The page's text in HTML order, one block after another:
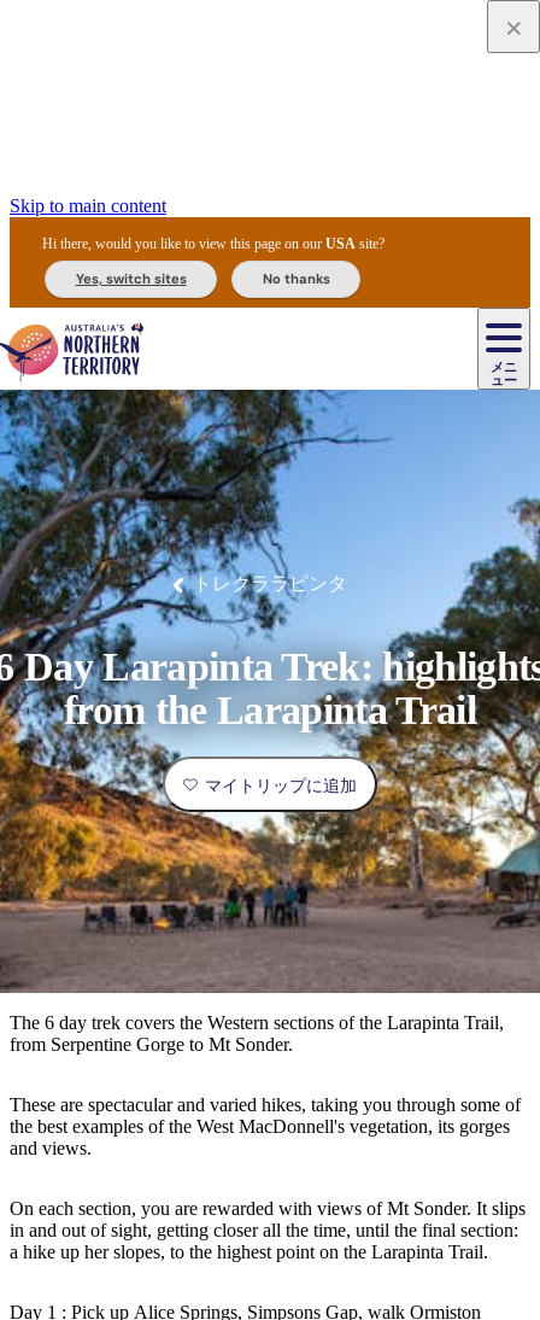
Skip to main content
Hi there, would you like to view this page on ourUSA site?
Yes, switch sites No thanks
メニ
ュー
メ
イ
ン
ナ
ビ
ゲ
ー
シ
ョ
ン
エ
リ
最
も
人
気
が
高
い
場
所
ア
ウ
ト
バ
ク
と
ウ
ト
ド
ア
ー
ズ
ロ
ッ
ク
ダ
ー
ウ
ィ
ン
リ
ス
ス
プ
リ
ン
グ
ズ
カ
カ
ド
ゥ
国
立
公
園
チ
フ
ィ
ー
ル
ド
国
立
公
園
ワ
タ
ル
カ
国
立
公
園
テ
ィ
ウ
ィ
諸
島
ニ
ト
ミ
ル
ク
国
立
公
園
ル
ル
/
デ
ビ
ル
ズ・
マ
ー
ブ
ル
ズ
保
護
区
ジ
ジ
ャ/
ウ
ェ
ス
ト
マ
ク
ド
ネ
ル
国
立
公
園
ア
ク
ビ
テ
体
験
旅
行
タ
イ
プ
現
で
し
い
こ
と
住
民
文
化
体
験
ド
＆
ド
リ
ン
ク
ィ
バ
ル
と
イ
ベ
ン
ト
ア・
ア
ク
テ
ィ
ビ
テ
ィ
自
然
と
野
生
生
物
歴
史
と
伝
統
釣
り
ラ
グ
ジ
ュ
ア
リ
ー
な
体
験
キ
ャ
ン
ピ
ン
グ
&
グ
ラ
ン
ピ
ン
グ
旅
の
コ
ツ
計
画
と
予
約
実
用
的
な
情
画
ツ
ー
ル
宿
泊
施
設
ド
同
行
ツ
ア
ー
通
機
関
＆
レ
ン
タ
ル
プ
ラ
ン
＆
オ
フ
ァ
ー
トレクララピンタ
Day Larapinta Trek:
from the Larapinta Trail
マイトリップに追加
The 6 day trek covers the Western sections of the Larapinta Trail,
from Serpentine Gorge to Mt Sonder.
These are spectacular and varied hikes, taking you through some of
the best examples of the West MacDonnell's vegetation, its gorges
and views.
On each section, you are rewarded with views of Mt Sonder. It slips
in and out of sight, getting closer all the time, until the final section:
a hike up her slopes, to the highest point on the Larapinta Trail.
Day 1 : Pick up Alice Springs, Simpsons Gap, walk Ormiston